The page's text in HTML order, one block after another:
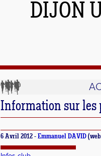
DIJON
Information sur les
6 Avril 2012 - Emmanuel DAVID